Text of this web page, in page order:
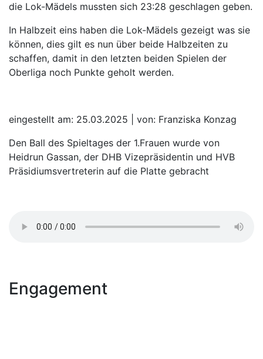
die Lok-Mädels mussten sich 23:28 geschlagen geben.
In Halbzeit eins haben die Lok-Mädels gezeigt was sie
können, dies gilt es nun über beide Halbzeiten zu
schaffen, damit in den letzten beiden Spielen der
Oberliga noch Punkte geholt werden.
eingestellt am: 25.03.2025 | von: Franziska Konzag
Den Ball des Spieltages der 1.Frauen wurde von
Heidrun Gassan, der DHB Vizepräsidentin und HVB
Präsidiumsvertreterin auf die Platte gebracht
Engagement